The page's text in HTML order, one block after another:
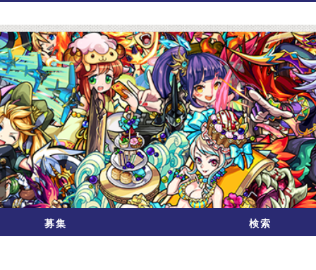
募集 検索